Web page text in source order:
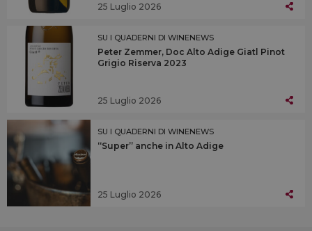
25 Luglio 2026
SU I QUADERNI DI WINENEWS
Peter Zemmer, Doc Alto Adige Giatl Pinot
Grigio Riserva 2023
25 Luglio 2026
SU I QUADERNI DI WINENEWS
“Super” anche in Alto Adige
25 Luglio 2026